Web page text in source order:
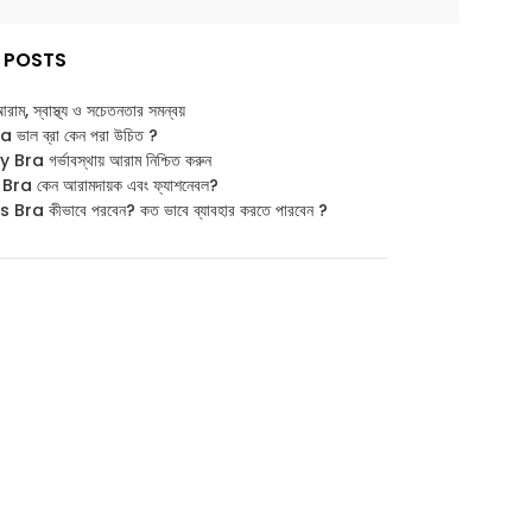
POSTS
স্বাস্থ্য ও সচেতনতার সমন্বয়
ব্রা কেন পরা উচিত ?
গর্ভাবস্থায় আরাম নিশ্চিত করুন
কেন আরামদায়ক এবং ফ্যাশনেবল?
কীভাবে পরবেন? কত ভাবে ব্যাবহার করতে পারবেন ?